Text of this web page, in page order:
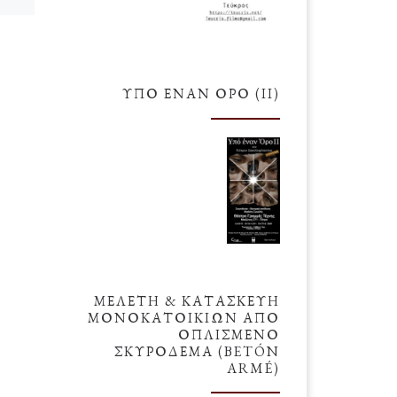
συμβολισμούς, τους οποίους
ΥΠΌ ΈΝΑΝ ΌΡΟ (ΙΙ)
ΜΕΛΕΤΗ & ΚΑΤΑΣΚΕΥΗ
ΜΟΝΟΚΑΤΟΙΚΙΩΝ ΑΠΟ
ΟΠΛΙΣΜΕΝΟ
ΣΚΥΡΟΔΕΜΑ (BETÓN
ARMÉ)